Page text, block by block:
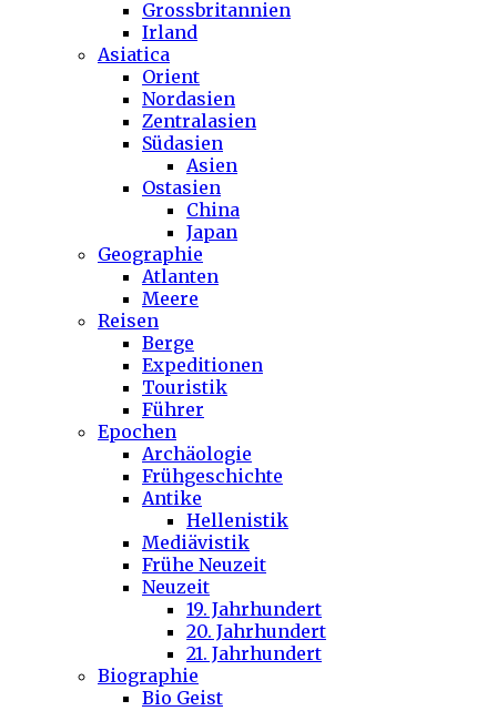
Grossbritannien
Irland
Asiatica
Orient
Nordasien
Zentralasien
Südasien
Asien
Ostasien
China
Japan
Geographie
Atlanten
Meere
Reisen
Berge
Expeditionen
Touristik
Führer
Epochen
Archäologie
Frühgeschichte
Antike
Hellenistik
Mediävistik
Frühe Neuzeit
Neuzeit
19. Jahrhundert
20. Jahrhundert
21. Jahrhundert
Biographie
Bio Geist